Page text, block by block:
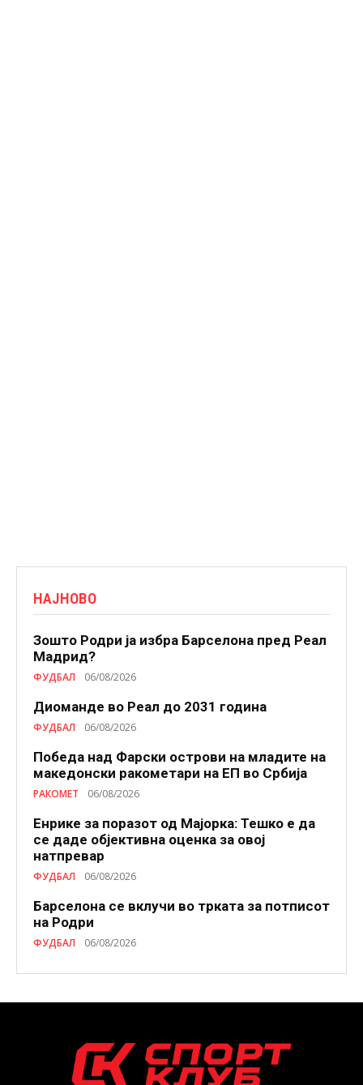
НАЈНОВО
Зошто Родри ја избра Барселона пред Реал
Мадрид?
ФУДБАЛ 06/08/2026
Диоманде во Реал до 2031 година
ФУДБАЛ 06/08/2026
Победа над Фарски острови на младите на
македонски ракометари на ЕП во Србија
РАКОМЕТ 06/08/2026
Енрике за поразот од Мајорка: Тешко е да
се даде објективна оценка за овој
натпревар
ФУДБАЛ 06/08/2026
Барселона се вклучи во трката за потписот
на Родри
ФУДБАЛ 06/08/2026